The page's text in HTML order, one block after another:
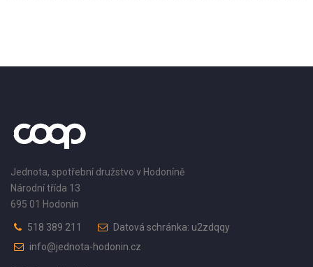
Jednota, spotřební družstvo v Hodoníně
Národní třída 13
695 01 Hodonín
518 389 211
Datová schránka: u2zdqqy
info@jednota-hodonin.cz